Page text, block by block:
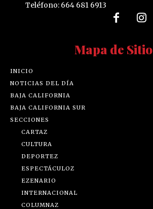
Teléfono: 664 681 6913
Mapa de Sitio
INICIO
NOTICIAS DEL DÍA
BAJA CALIFORNIA
BAJA CALIFORNIA SUR
SECCIONES
CARTAZ
CULTURA
DEPORTEZ
ESPECTÁCULOZ
EZENARIO
INTERNACIONAL
COLUMNAZ